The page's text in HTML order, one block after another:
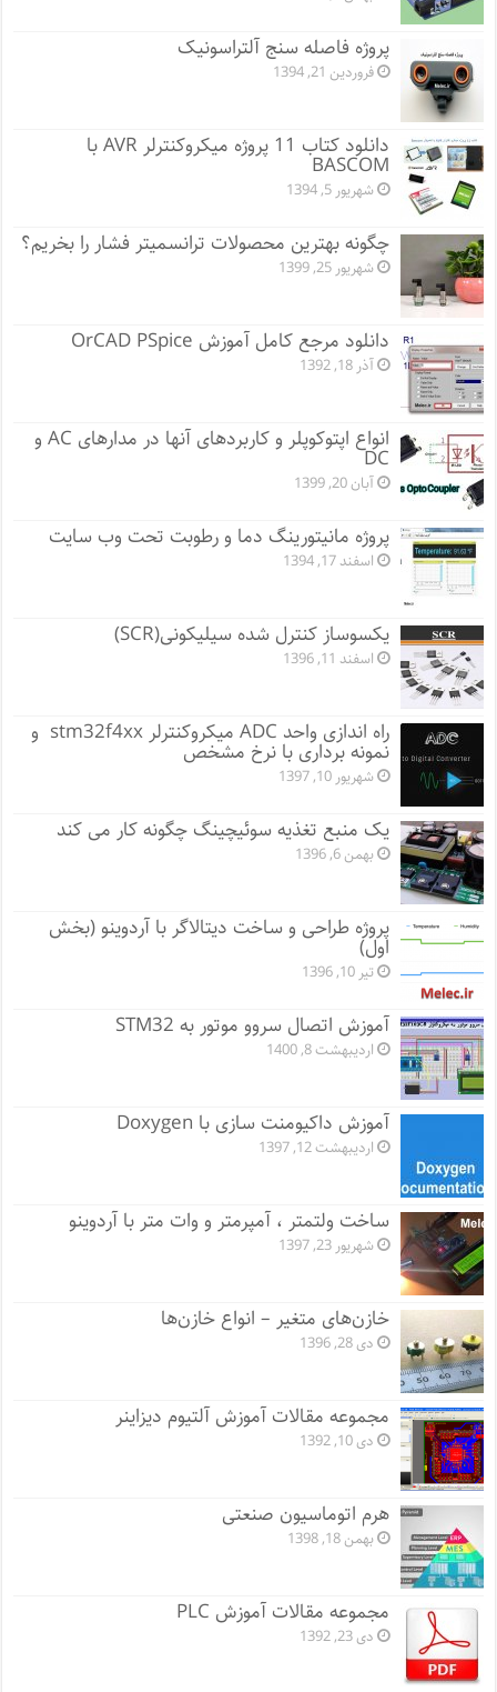
پروژه فاصله سنج آلتراسونیک
فروردین 21, 1394
دانلود کتاب 11 پروژه میکروکنترلر AVR با
BASCOM
شهریور 5, 1394
چگونه بهترین محصولات ترانسمیتر فشار را بخریم؟
شهریور 25, 1399
دانلود مرجع کامل آموزش OrCAD PSpice
آذر 18, 1392
انواع اپتوکوپلر و کاربردهای آنها در مدارهای AC و
DC
آبان 20, 1399
پروژه مانيتورينگ دما و رطوبت تحت وب سایت
اسفند 17, 1394
یکسوساز کنترل شده سیلیکونی(SCR)
اسفند 11, 1396
راه اندازی واحد ADC میکروکنترلر stm32f4xx و
نمونه برداری با نرخ مشخص
شهریور 10, 1397
یک منبع تغذیه سوئیچینگ چگونه کار می کند
بهمن 6, 1396
پروژه طراحی و ساخت دیتالاگر با آردوینو (بخش
اول)
تیر 10, 1396
آموزش اتصال سروو موتور به STM32
اردیبهشت 8, 1400
آموزش داکیومنت سازی با Doxygen
اردیبهشت 12, 1397
ساخت ولتمتر ، آمپرمتر و وات متر با آردوینو
شهریور 23, 1397
خازن‌های متغیر – انواع خازن‌ها
دی 28, 1396
مجموعه مقالات آموزش آلتیوم دیزاینر
دی 10, 1392
هرم اتوماسیون صنعتی
بهمن 18, 1398
مجموعه مقالات آموزش PLC
دی 23, 1392